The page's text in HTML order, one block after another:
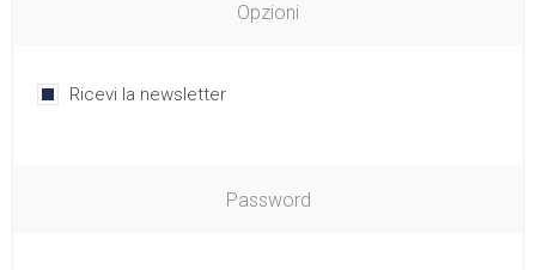
Opzioni
Ricevi la newsletter
Password